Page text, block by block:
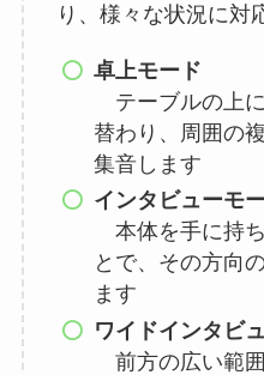
り、様々な状況に対
卓上モード
テーブルの上
替わり、周囲の
集音します
インタビューモ
本体を手に持
とで、その方向
ます
ワイドインタビ
前方の広い範